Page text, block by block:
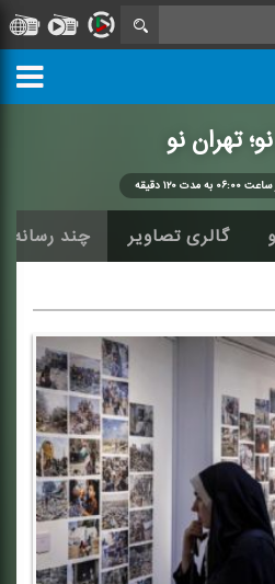
تهران نو
۱۲۰ دقیقه
گالری تصاویر چند رسانه